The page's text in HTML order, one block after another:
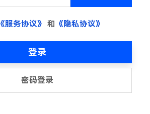
《服务协议》 和 《隐私协议》
登录
密码登录